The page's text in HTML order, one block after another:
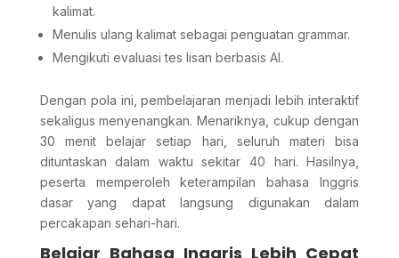
kalimat.
Menulis ulang kalimat sebagai penguatan grammar.
Mengikuti evaluasi tes lisan berbasis AI.
Dengan pola ini, pembelajaran menjadi lebih interaktif
sekaligus menyenangkan. Menariknya, cukup dengan
30 menit belajar setiap hari, seluruh materi bisa
dituntaskan dalam waktu sekitar 40 hari. Hasilnya,
peserta memperoleh keterampilan bahasa Inggris
dasar yang dapat langsung digunakan dalam
percakapan sehari-hari.
Belajar Bahasa Inggris Lebih Cepat